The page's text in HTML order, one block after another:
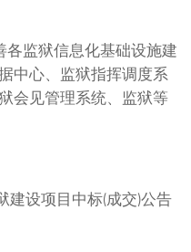
监狱信息化基础设施建
中心、监狱指挥调度系
会见管理系统、监狱等
设项目中标(成交)公告